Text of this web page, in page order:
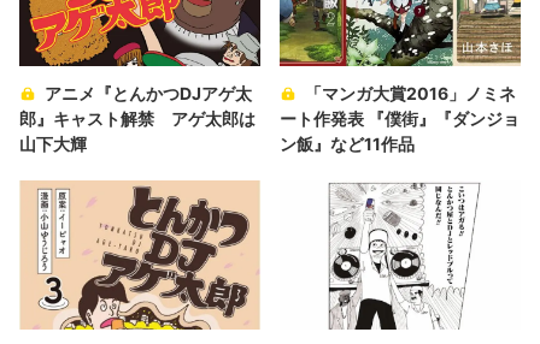
アニメ『とんかつDJアゲ太
郎』キャスト解禁 アゲ太郎は
山下大輝
「マンガ大賞2016」ノミネ
ート作発表 『僕街』『ダンジョ
ン飯』など11作品